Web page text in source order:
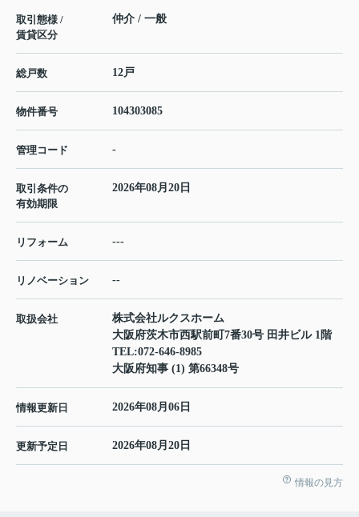
取引態様 /
賃貸区分
仲介 / 一般
総戸数 12戸
物件番号 104303085
管理コード -
取引条件の
有効期限
2026年08月20日
リフォーム ---
リノベーション --
取扱会社
株式会社ルクスホーム
大阪府茨木市西駅前町7番30号 田井ビル 1階
TEL:072-646-8985
大阪府知事 (1) 第66348号
情報更新日 2026年08月06日
更新予定日 2026年08月20日
情報の見方